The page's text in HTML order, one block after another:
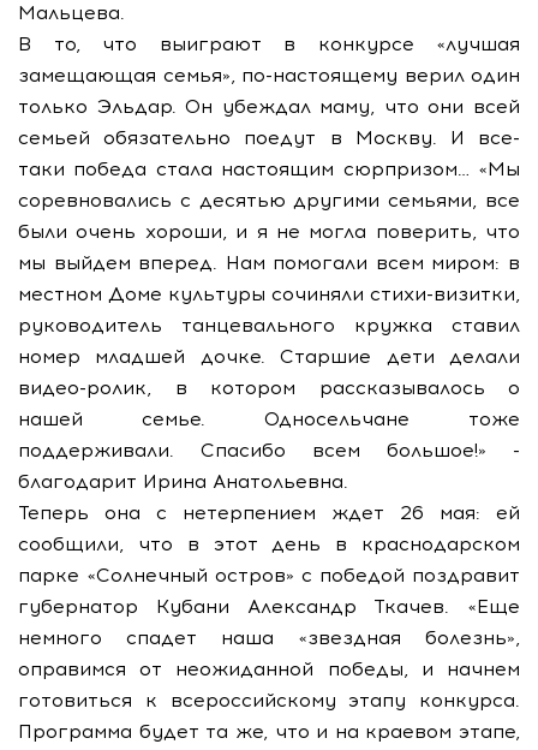
Мальцева.
В то, что выиграют в конкурсе «лучшая
замещающая семья», по-настоящему верил один
только Эльдар. Он убеждал маму, что они всей
семьей обязательно поедут в Москву. И все-
таки победа стала настоящим сюрпризом… «Мы
соревновались с десятью другими семьями, все
были очень хороши, и я не могла поверить, что
мы выйдем вперед. Нам помогали всем миром: в
местном Доме культуры сочиняли стихи-визитки,
руководитель танцевального кружка ставил
номер младшей дочке. Старшие дети делали
видео-ролик, в котором рассказывалось о
нашей семье. Односельчане тоже
поддерживали. Спасибо всем большое!» -
благодарит Ирина Анатольевна.
Теперь она с нетерпением ждет 26 мая: ей
сообщили, что в этот день в краснодарском
парке «Солнечный остров» с победой поздравит
губернатор Кубани Александр Ткачев. «Еще
немного спадет наша «звездная болезнь»,
оправимся от неожиданной победы, и начнем
готовиться к всероссийскому этапу конкурса.
Программа будет та же, что и на краевом этапе,